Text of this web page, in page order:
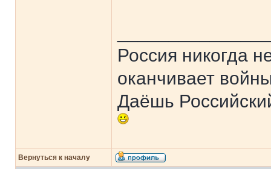
Россия никогда
оканчивает
Даёшь
Вернуться к началу